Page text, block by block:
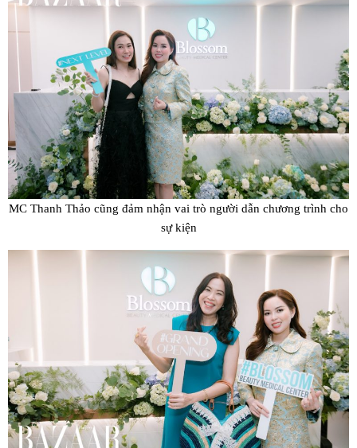
MC Thanh Thảo cũng đảm nhận vai trò người dẫn chương trình cho
sự kiện